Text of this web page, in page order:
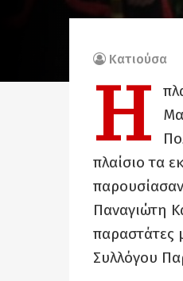
Κατιούσα
Η
πλαίσιο τα
Παναγιώτη
παραστάτες
Συλλόγου